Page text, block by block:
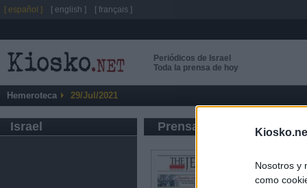
Nosotros y
como
Periódicos de Israel
Toda la prensa de hoy
Hemeroteca 29/Jul/2021
Israel Prensa de Información
[ español ] [ english ] [ français ]